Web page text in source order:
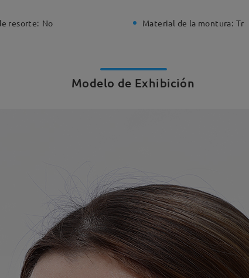
resorte: No Material de la montura: Tr
Modelo de Exhibición